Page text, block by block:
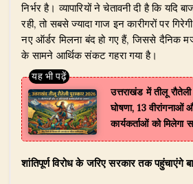
निर्भर है। व्यापारियों ने चेतावनी दी है कि यदि
रही, तो सबसे ज्यादा गाज इन कारीगरों पर
नए ऑर्डर मिलना बंद हो गए हैं, जिससे दैनिक
के सामने आर्थिक संकट गहरा गया है।
उत्तराखंड में तीलू
घोषणा, 13
कार्यकर्ताओं को मिलेगा
शांतिपूर्ण विरोध के जरिए सरकार तक पहुंचाएंगे